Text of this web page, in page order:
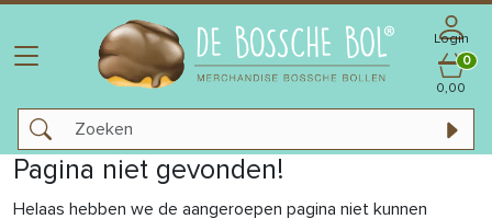
Login
0
0,00
Pagina niet gevonden!
Helaas hebben we de aangeroepen pagina niet kunnen